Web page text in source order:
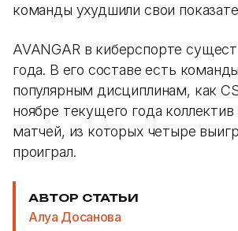
команды ухудшили свои
AVANGAR в киберспорте
года. В его составе есть
популярным дисциплинам, как
ноябре текущего года
матчей, из которых четыре
проиграл.
АВТОР СТАТЬИ
Алуа Досанова